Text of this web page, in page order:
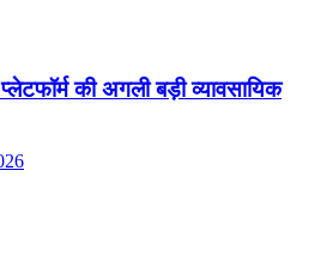
की अगली बड़ी व्यावसायिक